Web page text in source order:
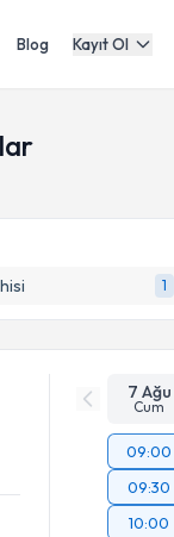
Blog Kayıt Ol
1
7 Ağu
Cum
09:00
09:30
10:00